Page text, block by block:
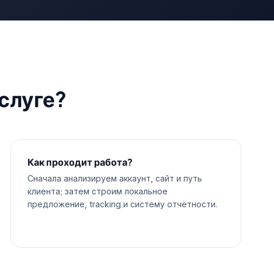
Как проходит работа?
Сначала анализируем аккаунт, сайт и путь
клиента; затем строим локальное
предложение, tracking и систему отчётности.